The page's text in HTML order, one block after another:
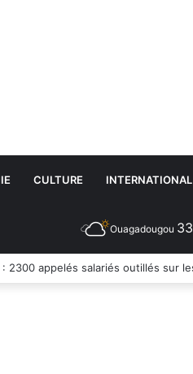
CULTURE INTERNATIONAL
Ouagadougou 33